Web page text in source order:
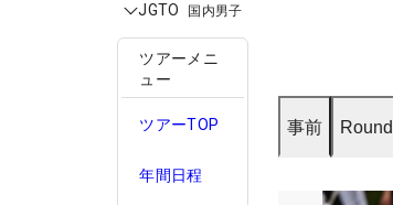
JGTO 国内男子
ツアーメニ
ュー
ツアーTOP
年間日程
事前